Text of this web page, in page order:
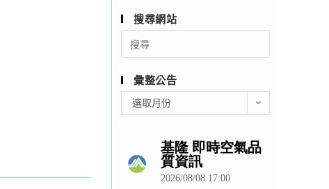
搜尋網站
Search
for:
彙整公告
整
選取月份